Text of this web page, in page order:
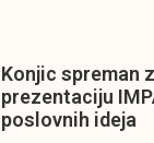
Konjic spreman
prezentaciju
poslovnih ideja